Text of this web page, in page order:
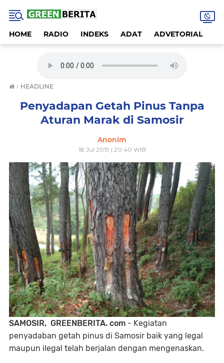
HOME RADIO INDEKS ADAT ADVETORIAL
› HEADLINE
Penyadapan Getah Pinus Tanpa
Aturan Marak di Samosir
Anonim
18 Jul 2019 | 20:40 WIB
SAMOSIR, GREENBERITA. com - Kegiatan
penyadaban getah pinus di Samosir baik yang legal
maupun ilegal telah berjalan dengan mengenaskan.